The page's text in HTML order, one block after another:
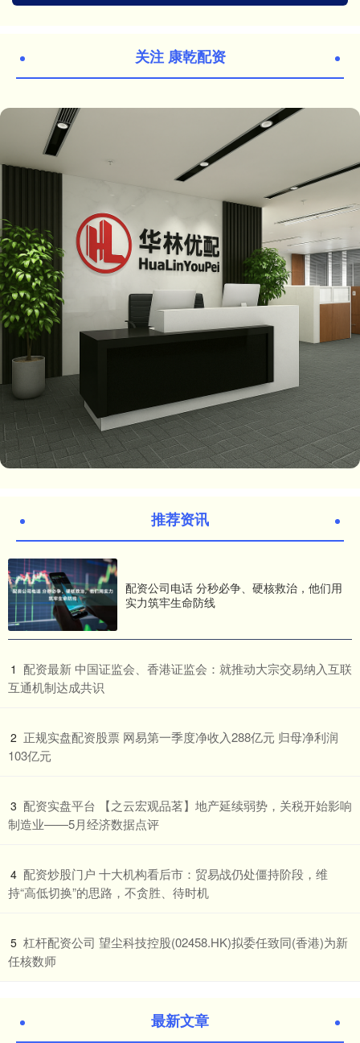
关注 康乾配资
推荐资讯
配资公司电话 分秒必争、硬核救治，他们用
实力筑牢生命防线
1 ​配资最新 中国证监会、香港证监会：就推动大宗交易纳入互联
互通机制达成共识
2 ​正规实盘配资股票 网易第一季度净收入288亿元 归母净利润
103亿元
3 ​配资实盘平台 【之云宏观品茗】地产延续弱势，关税开始影响
制造业——5月经济数据点评
4 ​配资炒股门户 十大机构看后市：贸易战仍处僵持阶段，维
持“高低切换”的思路，不贪胜、待时机
5 ​杠杆配资公司 望尘科技控股(02458.HK)拟委任致同(香港)为新
任核数师
最新文章